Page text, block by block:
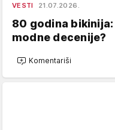
VESTI 21.07.2026.
80 godina
modne decenije?
Komentariši